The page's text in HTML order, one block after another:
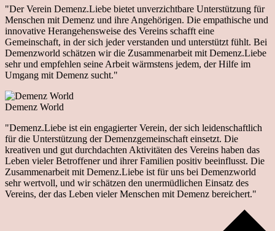
"Der Verein Demenz.Liebe bietet unverzichtbare Unterstützung für
Menschen mit Demenz und ihre Angehörigen. Die empathische und
innovative Herangehensweise des Vereins schafft eine
Gemeinschaft, in der sich jeder verstanden und unterstützt fühlt. Bei
Demenzworld schätzen wir die Zusammenarbeit mit Demenz.Liebe
sehr und empfehlen seine Arbeit wärmstens jedem, der Hilfe im
Umgang mit Demenz sucht."
Demenz World
"Demenz.Liebe ist ein engagierter Verein, der sich leidenschaftlich
für die Unterstützung der Demenzgemeinschaft einsetzt. Die
kreativen und gut durchdachten Aktivitäten des Vereins haben das
Leben vieler Betroffener und ihrer Familien positiv beeinflusst. Die
Zusammenarbeit mit Demenz.Liebe ist für uns bei Demenzworld
sehr wertvoll, und wir schätzen den unermüdlichen Einsatz des
Vereins, der das Leben vieler Menschen mit Demenz bereichert."